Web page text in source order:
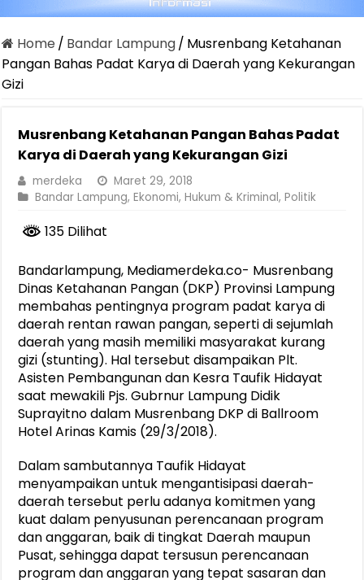
Home / Bandar Lampung/ Musrenbang Ketahanan
Pangan Bahas Padat Karya di Daerah yang Kekurangan
Gizi
Musrenbang Ketahanan Pangan Bahas Padat
Karya di Daerah yang Kekurangan Gizi
merdeka
Maret 29, 2018
Bandar Lampung,Ekonomi,Hukum & Kriminal,Politik
135 Dilihat
Bandarlampung, Mediamerdeka.co- Musrenbang
Dinas Ketahanan Pangan (DKP) Provinsi Lampung
membahas pentingnya program padat karya di
daerah rentan rawan pangan, seperti di sejumlah
daerah yang masih memiliki masyarakat kurang
gizi (stunting). Hal tersebut disampaikan Plt.
Asisten Pembangunan dan Kesra Taufik Hidayat
saat mewakili Pjs. Gubrnur Lampung Didik
Suprayitno dalam Musrenbang DKP di Ballroom
Hotel Arinas Kamis (29/3/2018).
Dalam sambutannya Taufik Hidayat
menyampaikan untuk mengantisipasi daerah-
daerah tersebut perlu adanya komitmen yang
kuat dalam penyusunan perencanaan program
dan anggaran, baik di tingkat Daerah maupun
Pusat, sehingga dapat tersusun perencanaan
program dan anggaran yang tepat sasaran dan